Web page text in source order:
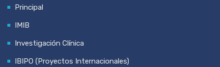
Principal
IMIB
Investigación Clínica
IBIPO (Proyectos Internacionales)